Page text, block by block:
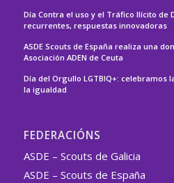
Día Contra el uso y el Tráfico Ilícito de
recurrentes, respuestas innovadoras
ASDE Scouts de España realiza una
Asociación ADEN de Ceuta
Día del Orgullo LGTBIQ+: celebramos
la igualdad
FEDERACIÓNS
ASDE – Scouts de Galicia
ASDE – Scouts de España